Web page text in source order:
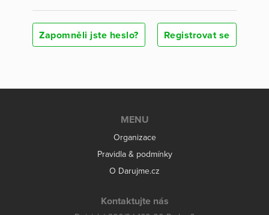
Zapomněli jste heslo? Registrovat se
MENU
Organizace
Pravidla & podmínky
O Darujme.cz
Kontaktujte nás